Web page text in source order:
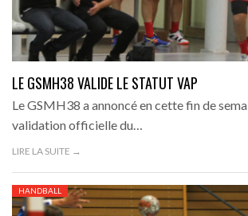
LE GSMH38 VALIDE LE STATUT VAP
Le GSMH38 a annoncé en cette fin de
validation officielle du…
LIRE LA SUITE →
HANDBALL